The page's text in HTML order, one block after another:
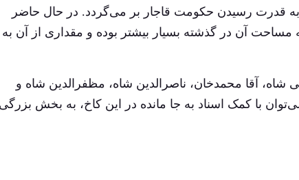
سال قبل و پیش از به قدرت رسیدن حکومت قاجار بر می‌گردد. در حال حاضر
۵/۴ هکتار است. البته مساحت آن در گذشته بسیار بیشتر بوده و مقداری از آن به
شاه، آقا محمدخان، ناصرالدین شاه، مظفرالدین شاه و
با کمک اسناد به جا مانده در این کاخ، به بخش